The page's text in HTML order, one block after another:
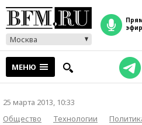
Москва
прямой
эфир
МЕНЮ
25 марта 2013, 10:33
Общество
Технологии